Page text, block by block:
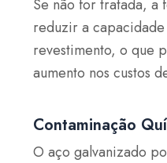
Se não for tratada, a
reduzir a
revestimento, o que
aumento nos custos
Contaminação
O aço galvanizado